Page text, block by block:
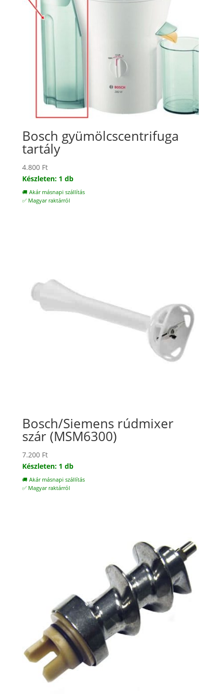
Bosch gyümölcscentrifuga
tartály
4.800 Ft
Készleten: 1 db
🚚 Akár másnapi szállítás
✅ Magyar raktárról
Bosch/Siemens rúdmixer
szár (MSM6300)
7.200 Ft
Készleten: 1 db
🚚 Akár másnapi szállítás
✅ Magyar raktárról